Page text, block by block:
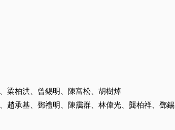
梁柏洪、曾錫明、陳富松、胡樹焯
趙承基、鄧禮明、陳靄群、林偉光、龔柏祥、鄧錫